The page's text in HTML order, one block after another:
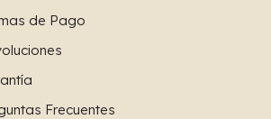
de Pago
Frecuentes